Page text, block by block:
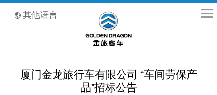
其他语言
厦门金龙旅行车有限公司 “车间劳保产
品”招标公告